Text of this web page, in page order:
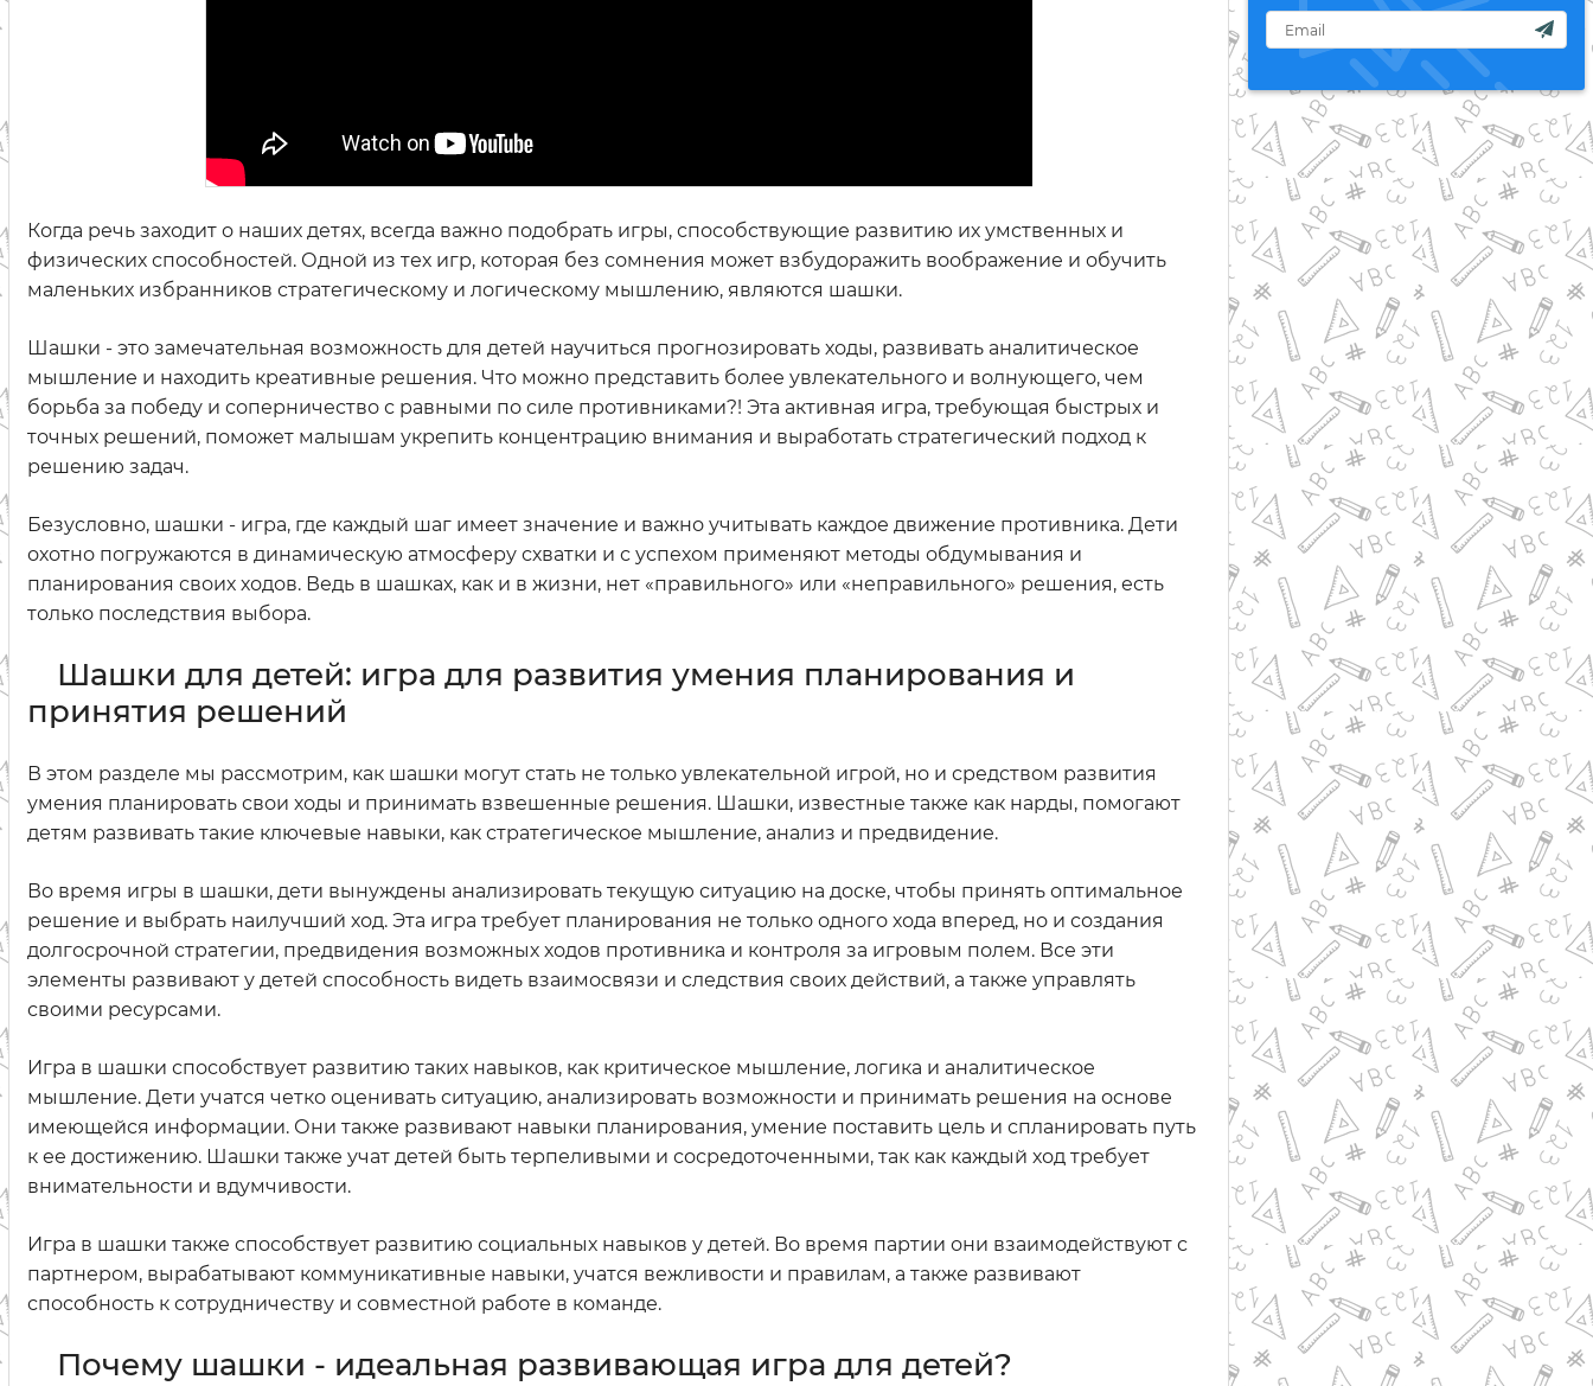
Когда речь заходит о наших детях, всегда важно подобрать игры, способствующие развитию их умственных и
физических способностей. Одной из тех игр, которая без сомнения может взбудоражить воображение и обучить
маленьких избранников стратегическому и логическому мышлению, являются шашки.
Шашки - это замечательная возможность для детей научиться прогнозировать ходы, развивать аналитическое
мышление и находить креативные решения. Что можно представить более увлекательного и волнующего, чем
борьба за победу и соперничество с равными по силе противниками?! Эта активная игра, требующая быстрых и
точных решений, поможет малышам укрепить концентрацию внимания и выработать стратегический подход к
решению задач.
Безусловно, шашки - игра, где каждый шаг имеет значение и важно учитывать каждое движение противника. Дети
охотно погружаются в динамическую атмосферу схватки и с успехом применяют методы обдумывания и
планирования своих ходов. Ведь в шашках, как и в жизни, нет «правильного» или «неправильного» решения, есть
только последствия выбора.
Шашки для детей: игра для развития умения планирования и
принятия решений
В этом разделе мы рассмотрим, как шашки могут стать не только увлекательной игрой, но и средством развития
умения планировать свои ходы и принимать взвешенные решения. Шашки, известные также как нарды, помогают
детям развивать такие ключевые навыки, как стратегическое мышление, анализ и предвидение.
Во время игры в шашки, дети вынуждены анализировать текущую ситуацию на доске, чтобы принять оптимальное
решение и выбрать наилучший ход. Эта игра требует планирования не только одного хода вперед, но и создания
долгосрочной стратегии, предвидения возможных ходов противника и контроля за игровым полем. Все эти
элементы развивают у детей способность видеть взаимосвязи и следствия своих действий, а также управлять
своими ресурсами.
Игра в шашки способствует развитию таких навыков, как критическое мышление, логика и аналитическое
мышление. Дети учатся четко оценивать ситуацию, анализировать возможности и принимать решения на основе
имеющейся информации. Они также развивают навыки планирования, умение поставить цель и спланировать путь
к ее достижению. Шашки также учат детей быть терпеливыми и сосредоточенными, так как каждый ход требует
внимательности и вдумчивости.
Игра в шашки также способствует развитию социальных навыков у детей. Во время партии они взаимодействуют с
партнером, вырабатывают коммуникативные навыки, учатся вежливости и правилам, а также развивают
способность к сотрудничеству и совместной работе в команде.
Почему шашки - идеальная развивающая игра для детей?